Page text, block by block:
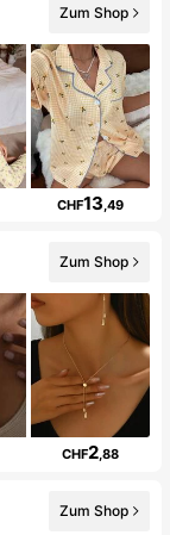
Zum Shop
CHF13,49
Zum Shop
CHF2,88
Zum Shop